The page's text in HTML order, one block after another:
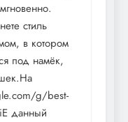
стиль
в котором
под намёк,
g/best-
данный